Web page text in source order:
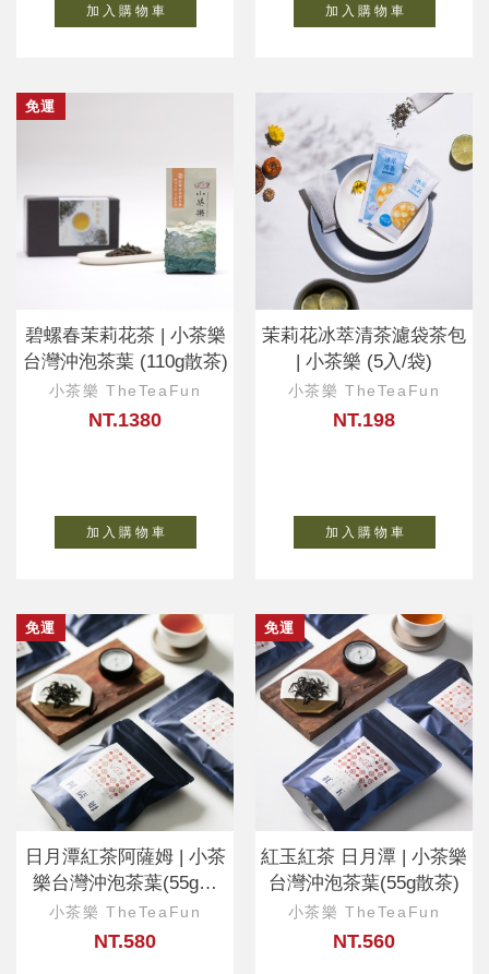
加 入 購 物 車 加 入 購 物 車
免運
碧螺春茉莉花茶 | 小茶樂
台灣沖泡茶葉 (110g散茶)
小茶樂 TheTeaFun
NT.1380
加 入 購 物 車
茉莉花冰萃清茶濾袋茶包
| 小茶樂 (5入/袋)
小茶樂 TheTeaFun
NT.198
加 入 購 物 車
免運
日月潭紅茶阿薩姆 | 小茶
樂台灣沖泡茶葉(55g散
茶)
小茶樂 TheTeaFun
NT.580
免運
紅玉紅茶 日月潭 | 小茶樂
台灣沖泡茶葉(55g散茶)
小茶樂 TheTeaFun
NT.560